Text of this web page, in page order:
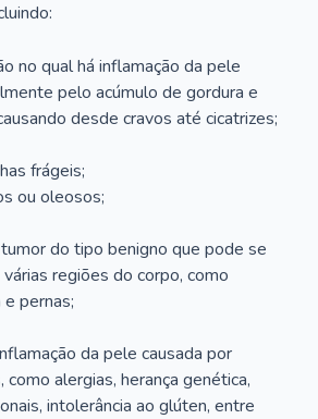
no qual há inflamação da pele
pelo acúmulo de gordura e
desde cravos até cicatrizes;
frágeis;
ou oleosos;
do tipo benigno que pode se
regiões do corpo, como
pernas;
da pele causada por
alergias, herança genética,
intolerância ao glúten, entre